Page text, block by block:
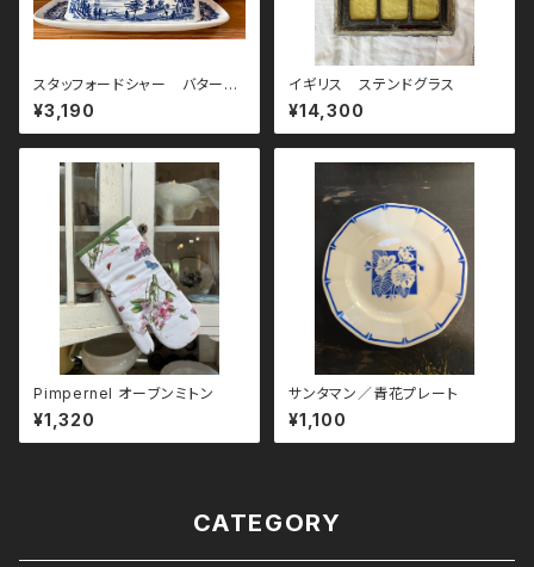
スタッフォードシャー バターケ
ース
¥3,190
イギリス ステンドグラス
¥14,300
Pimpernel オーブンミトン
¥1,320
サンタマン／青花プレート
¥1,100
CATEGORY